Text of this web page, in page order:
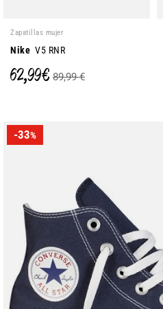
Zapatillas mujer
Nike V5 RNR
62,99 € 89,99 €
-33%